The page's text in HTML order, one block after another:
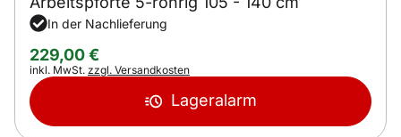
In der Nachlieferung
229,00€
Steuerhinweis:
inkl. MwSt. zzgl. Versandkosten
Lageralarm